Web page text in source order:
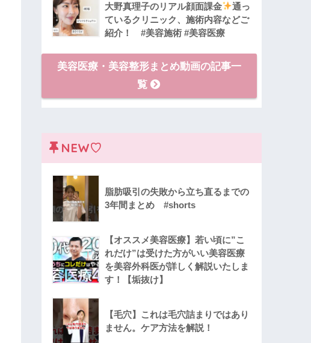
大野真理子のリアル顔面課金
通っ
ているクリニック、施術内容などご
紹介！ #美容施術 #美容医療
美容医療・美容整形まとめ動画の記事一
覧
NEW♡
脂肪吸引の失敗から立ち直るまでの
3年間まとめ #shorts
【オススメ美容医療】若い頃に”こ
れだけ”は受けた方がいい美容医療
を美容外科医が詳しく解説いたしま
す！【垢抜け】
【毛穴】これは毛穴詰まりではあり
ません。ケア方法を解説！